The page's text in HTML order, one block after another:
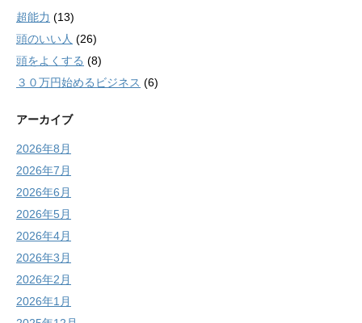
超能力 (13)
頭のいい人 (26)
頭をよくする (8)
３０万円始めるビジネス (6)
アーカイブ
2026年8月
2026年7月
2026年6月
2026年5月
2026年4月
2026年3月
2026年2月
2026年1月